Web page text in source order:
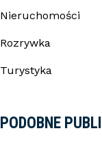
Nieruchomości
Rozrywka
Turystyka
PODOBNE